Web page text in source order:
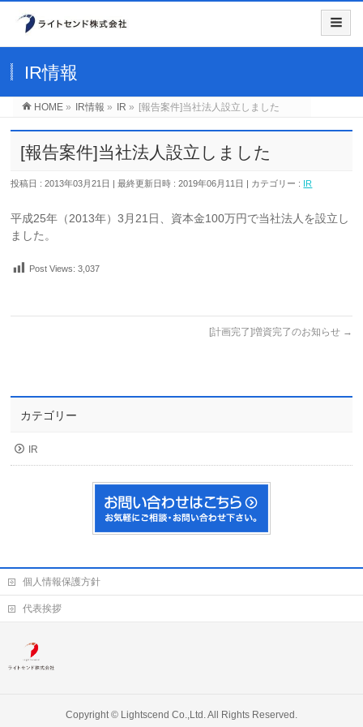
IR情報
HOME » IR情報 » IR » [報告案件]当社法人設立しました
[報告案件]当社法人設立しました
投稿日 : 2013年03月21日 最終更新日時 : 2019年06月11日 カテゴリー : IR
平成25年（2013年）3月21日、資本金100万円で当社法人を設立し
ました。
Post Views: 3,037
[計画完了]増資完了のお知らせ →
カテゴリー
IR
個人情報保護方針
代表挨拶
Copyright © Lightscend Co.,Ltd.All Rights Reserved.